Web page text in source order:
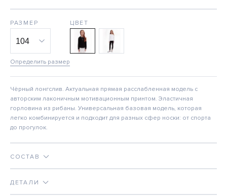
РАЗМЕР
Определить размер
ЦВЕТ
Чёрный лонгслив. Актуальная прямая расслабленная модель с
авторским лаконичным мотивационным принтом. Эластичная
горловина из рибаны. Универсальная базовая модель, которая
легко комбинируется и подходит для разных сфер носки: от спорта
до прогулок.
СОСТАВ
ДЕТАЛИ